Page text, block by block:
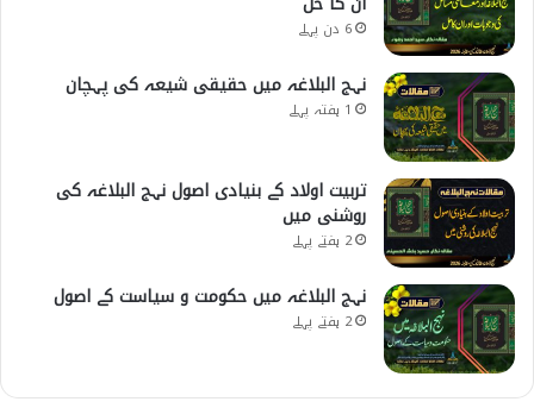
6 دن پہلے
نہج البلاغہ میں حقیقی شیعہ کی پہچان
1 ہفتہ پہلے
تربیت اولاد کے بنیادی اصول نہج البلاغہ کی
روشنی میں
2 ہفتے پہلے
نہج البلاغہ میں حکومت و سیاست کے اصول
2 ہفتے پہلے